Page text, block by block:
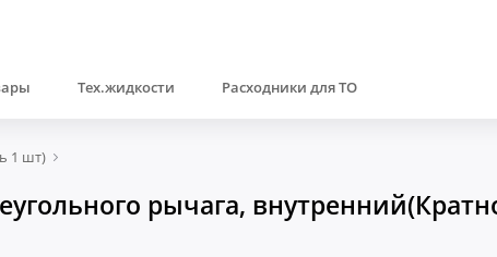
Тех.жидкости Расходники для ТО
1 шт)
рычага,